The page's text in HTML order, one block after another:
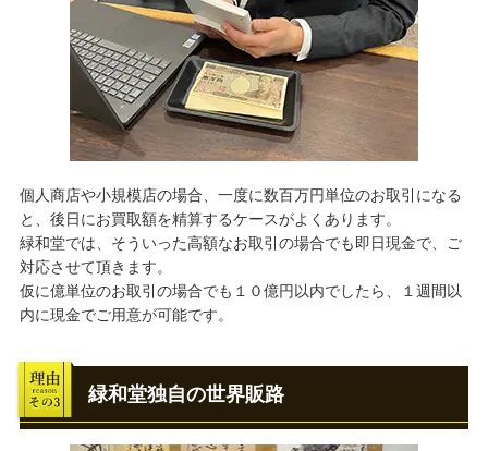
個人商店や小規模店の場合、一度に数百万円単位のお取引になる
と、後日にお買取額を精算するケースがよくあります。
緑和堂では、そういった高額なお取引の場合でも即日現金で、ご
対応させて頂きます。
仮に億単位のお取引の場合でも１０億円以内でしたら、１週間以
内に現金でご用意が可能です。
緑和堂独自の世界販路